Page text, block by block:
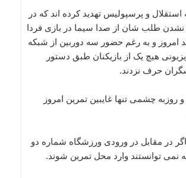
استقلال و پرسپولیس تهدید کرده اند که در
طلب شان از صدا سیما در بازی فردا
امروز و به رغم حضور سه دوربین از شبکه
هیچ یک از بازیکنان طبق دستور
حرف نزدند.
چشمی تنها غایبین تمرین امروز
تماشاگر در مقابل در ورودی ورزشگاه شماره دو
نمی توانستند وارد محل تمرین شوند.